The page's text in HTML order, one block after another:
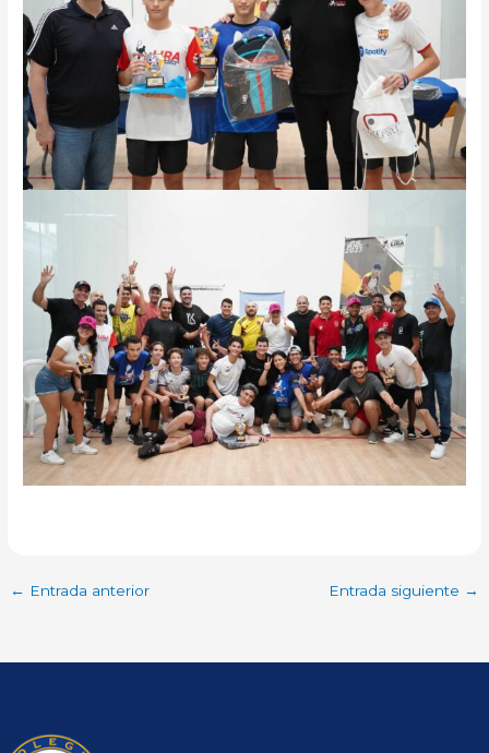
← Entrada anterior Entrada siguiente →